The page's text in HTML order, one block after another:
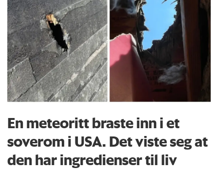
En meteoritt braste inn i et
soverom i USA. Det viste seg at
den har ingredienser til liv